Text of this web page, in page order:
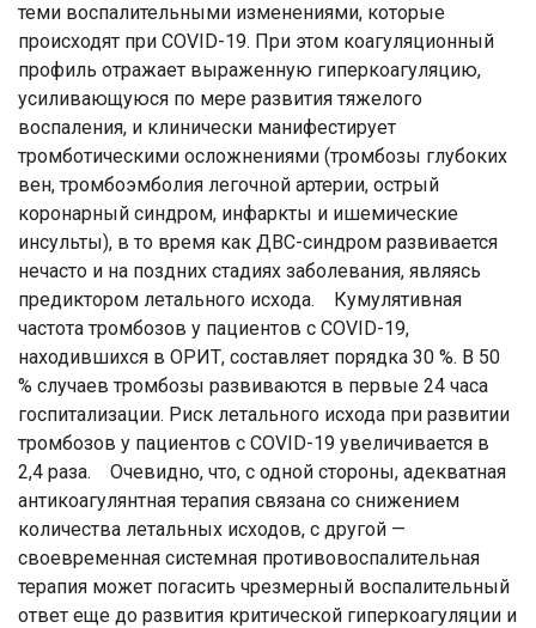
теми воспалительными изменениями, которые
происходят при COVID-19. При этом коагуляционный
профиль отражает выраженную гиперкоагуляцию,
усиливающуюся по мере развития тяжелого
воспаления, и клинически манифестирует
тромботическими осложнениями (тромбозы глубоких
вен, тромбоэмболия легочной артерии, острый
коронарный синдром, инфаркты и ишемические
инсульты), в то время как ДВС-синдром развивается
нечасто и на поздних стадиях заболевания, являясь
предиктором летального исхода. Кумулятивная
частота тромбозов у пациентов с COVID-19,
находившихся в ОРИТ, составляет порядка 30 %. В 50
% случаев тромбозы развиваются в первые 24 часа
госпитализации. Риск летального исхода при развитии
тромбозов у пациентов с COVID-19 увеличивается в
2,4 раза. Очевидно, что, с одной стороны, адекватная
антикоагулянтная терапия связана со снижением
количества летальных исходов, с другой —
своевременная системная противовоспалительная
терапия может погасить чрезмерный воспалительный
ответ еще до развития критической гиперкоагуляции и